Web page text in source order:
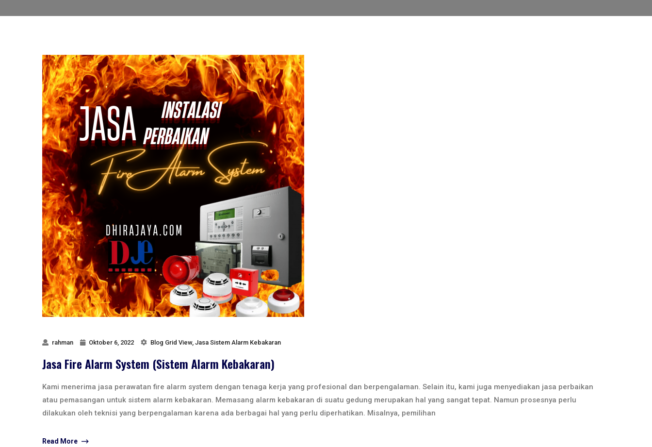
rahman Oktober 6, 2022 Blog Grid View, Jasa Sistem Alarm Kebakaran
Jasa Fire Alarm System (Sistem Alarm Kebakaran)
Kami menerima jasa perawatan fire alarm system dengan tenaga kerja yang profesional dan berpengalaman. Selain itu, kami juga menyediakan jasa perbaikan
atau pemasangan untuk sistem alarm kebakaran. Memasang alarm kebakaran di suatu gedung merupakan hal yang sangat tepat. Namun prosesnya perlu
dilakukan oleh teknisi yang berpengalaman karena ada berbagai hal yang perlu diperhatikan. Misalnya, pemilihan
Read More